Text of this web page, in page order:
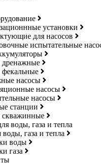
установки
для насосов
испытательные
насосы
насосы
насосы
станции
скважинные
газа и тепла
воды
газа